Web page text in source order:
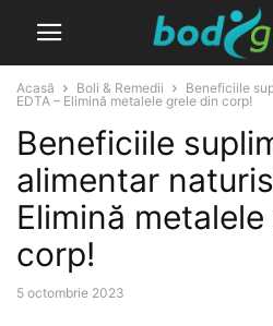
Acasă Boli & Remedii
Beneficiile
EDTA – Elimină metalele grele din corp!
Beneficiile
alimentar
Elimină
corp!
5 octombrie 2023